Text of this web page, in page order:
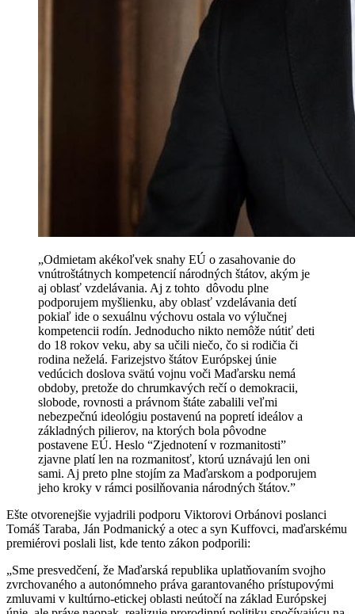
„Odmietam akékoľvek snahy EÚ o zasahovanie do
vnútroštátnych kompetencií národných štátov, akým je
aj oblasť vzdelávania. Aj z tohto dôvodu plne
podporujem myšlienku, aby oblasť vzdelávania detí
pokiaľ ide o sexuálnu výchovu ostala vo výlučnej
kompetencii rodín. Jednoducho nikto nemôže nútiť deti
do 18 rokov veku, aby sa učili niečo, čo si rodičia či
rodina neželá. Farizejstvo štátov Európskej únie
vedúcich doslova svätú vojnu voči Maďarsku nemá
obdoby, pretože do chrumkavých rečí o demokracii,
slobode, rovnosti a právnom štáte zabalili veľmi
nebezpečnú ideológiu postavenú na popretí ideálov a
základných pilierov, na ktorých bola pôvodne
postavene EÚ. Heslo “Zjednotení v rozmanitosti”
zjavne platí len na rozmanitosť, ktorú uznávajú len oni
sami. Aj preto plne stojím za Maďarskom a podporujem
jeho kroky v rámci posilňovania národných štátov.”
Ešte otvorenejšie vyjadrili podporu Viktorovi Orbánovi poslanci
Tomáš Taraba, Ján Podmanický a otec a syn Kuffovci, maďarskému
premiérovi poslali list, kde tento zákon podporili:
„Sme presvedčení, že Maďarská republika uplatňovaním svojho
zvrchovaného a autonómneho práva garantovaného prístupovými
zmluvami v kultúrno-etickej oblasti neútočí na základ Európskej